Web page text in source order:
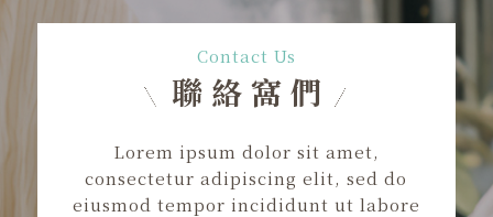
Contact Us
聯絡窩們
Lorem ipsum dolor sit amet,
consectetur adipiscing elit, sed do
eiusmod tempor incididunt ut labore